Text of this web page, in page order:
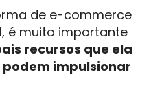
de e-commerce
é muito importante
recursos que ela
impulsionar